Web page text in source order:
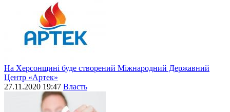
На Херсонщині буде створений Міжнародний Державний
Центр «Артек»
27.11.2020 19:47 Власть